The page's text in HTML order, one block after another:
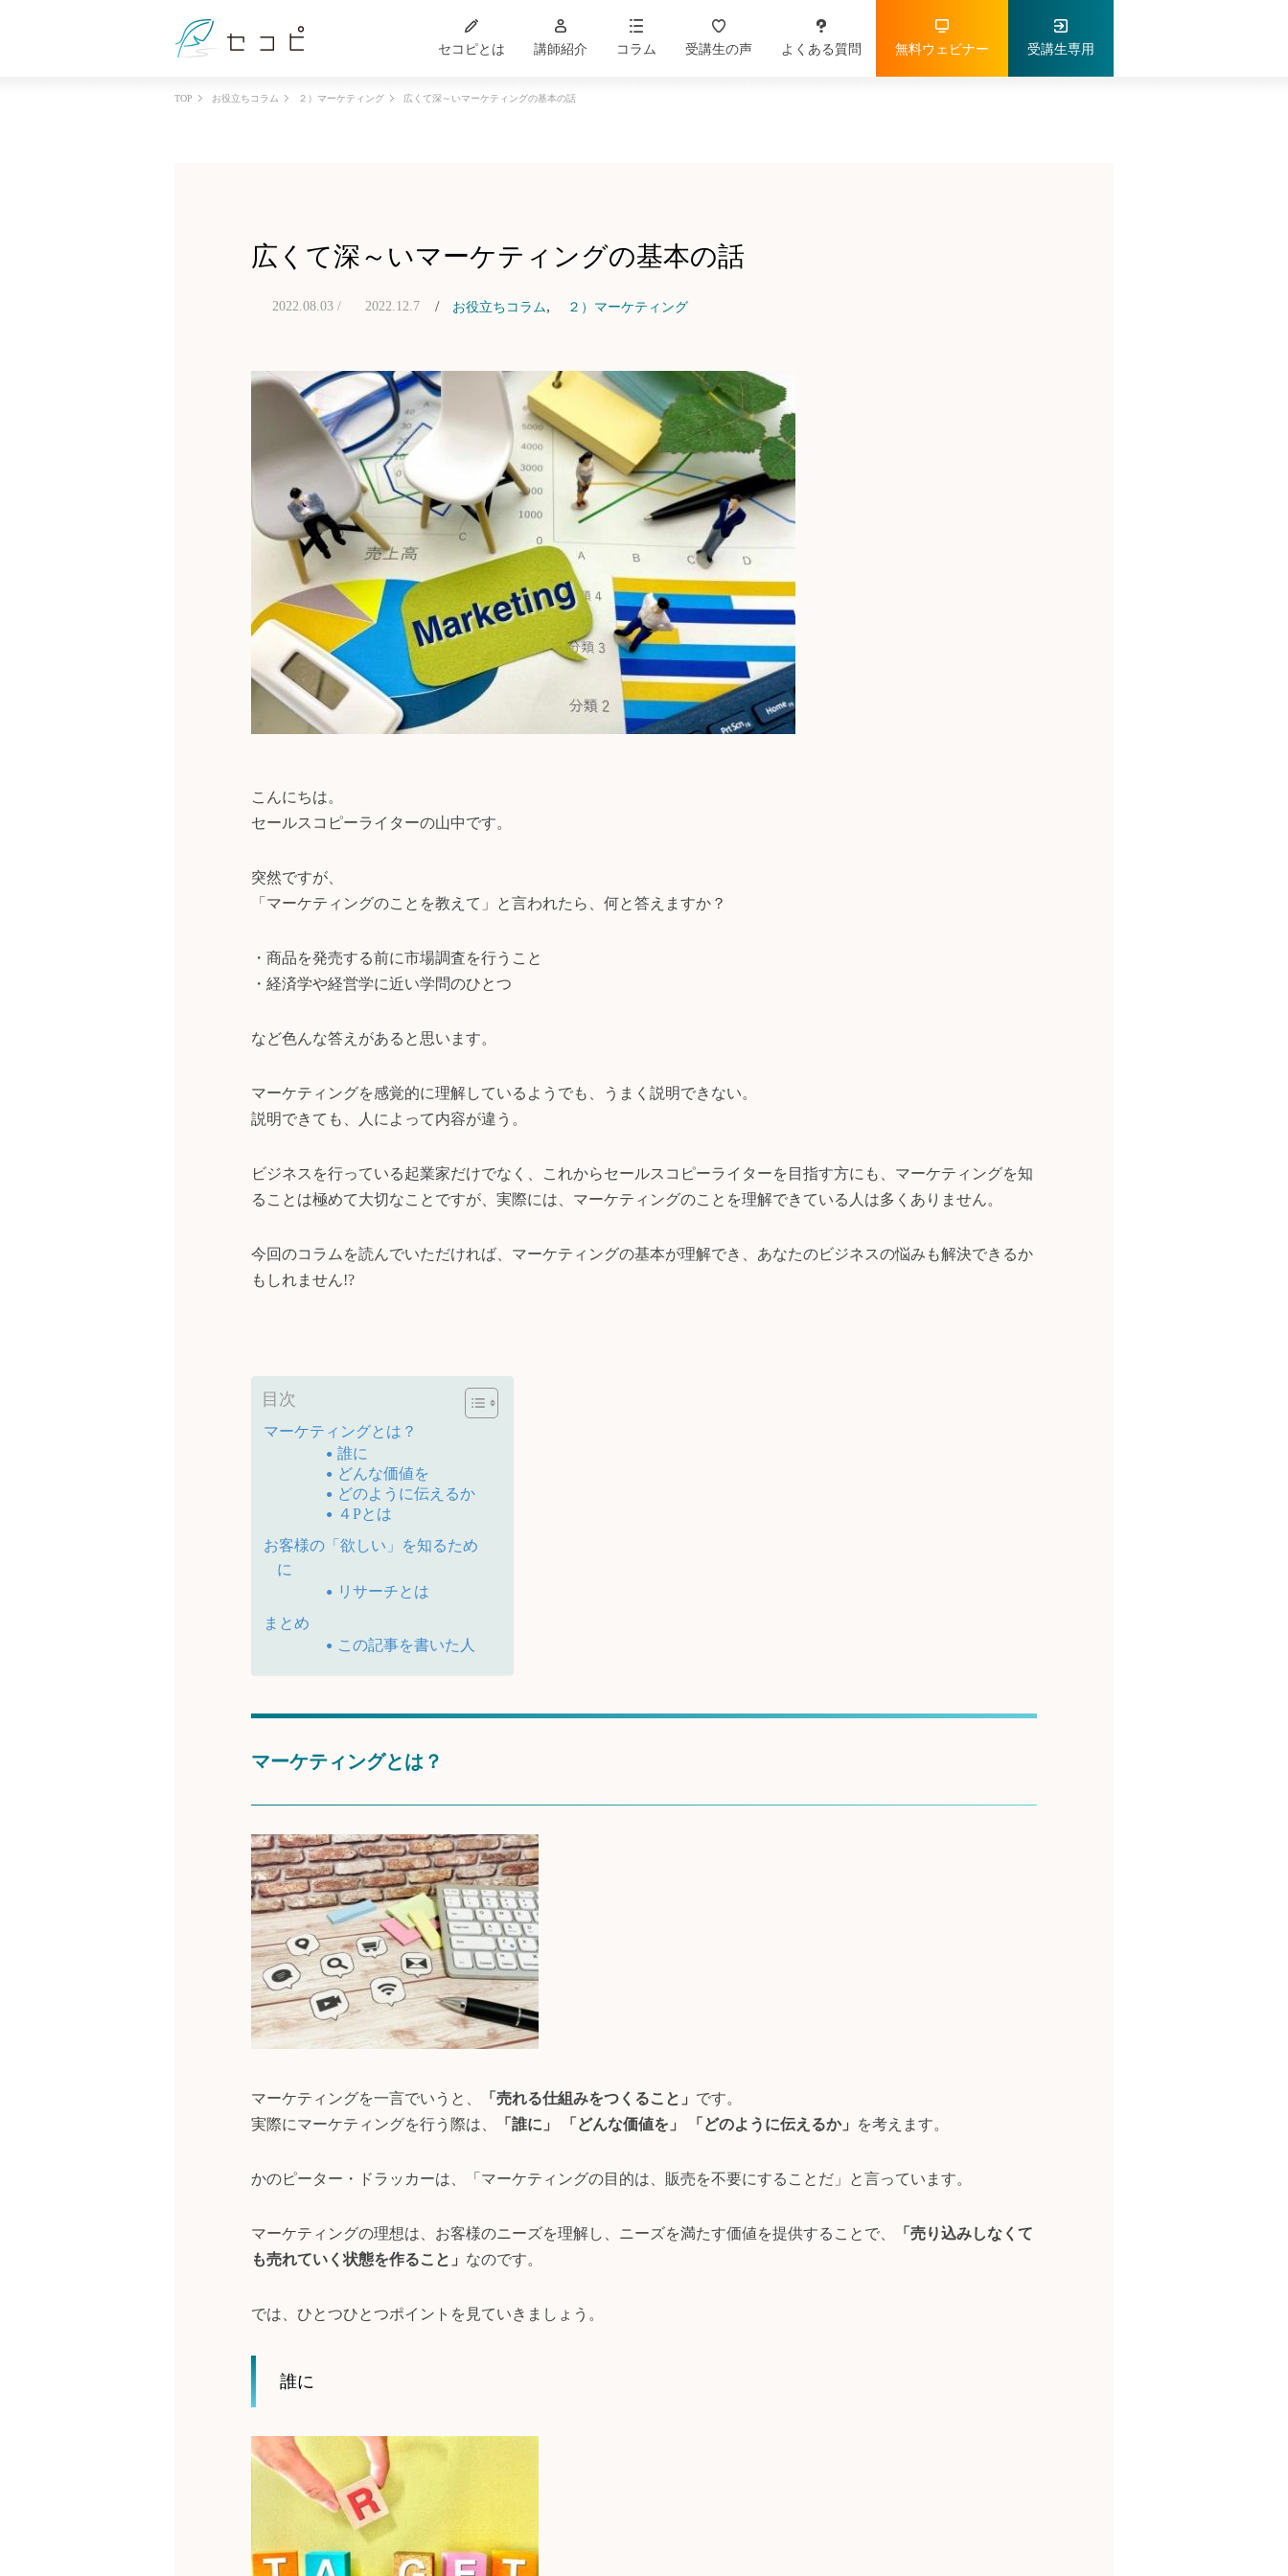
セコピとは 講師紹介 コラム 受講生の声 よくある質問 無料ウェビナー 受講生専用
TOP お役立ちコラム ２）マーケティング 広くて深～いマーケティングの基本の話
広くて深～いマーケティングの基本の話
2022.08.03 / 2022.12.7 お役立ちコラム, ２）マーケティング
こんにちは。
セールスコピーライターの山中です。
突然ですが、
「マーケティングのことを教えて」と言われたら、何と答えますか？
・商品を発売する前に市場調査を行うこと
・経済学や経営学に近い学問のひとつ
など色んな答えがあると思います。
マーケティングを感覚的に理解しているようでも、うまく説明できない。
説明できても、人によって内容が違う。
ビジネスを行っている起業家だけでなく、これからセールスコピーライターを目指す方にも、マーケティングを知
ることは極めて大切なことですが、実際には、マーケティングのことを理解できている人は多くありません。
今回のコラムを読んでいただければ、マーケティングの基本が理解でき、あなたのビジネスの悩みも解決できるか
もしれません!?
目次
マーケティングとは？
誰に
どんな価値を
どのように伝えるか
４Pとは
お客様の「欲しい」を知るため
に
リサーチとは
まとめ
この記事を書いた人
マーケティングとは？
マーケティングを一言でいうと、 「売れる仕組みをつくること」 です。
実際にマーケティングを行う際は、
「誰に」 「どんな価値を」 「どのように伝えるか」 を考えます。
かのピーター・ドラッカーは、「マーケティングの目的は、販売を不要にすることだ」と言っています。
マーケティングの理想は、お客様のニーズを理解し、ニーズを満たす価値を提供することで、
「売り込みしなくて
も売れていく状態を作ること」 なのです。
では、ひとつひとつポイントを見ていきましょう。
誰に